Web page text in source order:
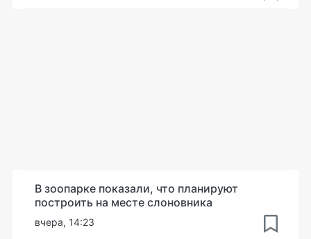
В зоопарке показали, что планируют
построить на месте слоновника
вчера, 14:23